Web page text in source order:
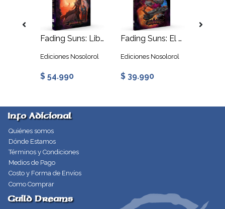
Fading Suns: Libro de Personajes
Ediciones Nosolorol
$ 54.990
Fading Suns: El Universo
Ediciones Nosolorol
$ 39.990
Info Adicional
Quiénes somos
Dónde Estamos
Términos y Condiciones
Medios de Pago
Costo y Forma de Envíos
Como Comprar
Guild Dreams